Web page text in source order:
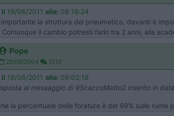
il 19/06/2011 alle: 08:16:24
la struttura del pneumatico, davanti è
il cambio potresti farlo tra 2 anni, alla
Pope
22/08/2004 1210
il 19/06/2011 alle: 09:02:18
al messaggio di 9ScaccoMatto2 inserito in
la percentuale delle forature è del 99% sulle ruote